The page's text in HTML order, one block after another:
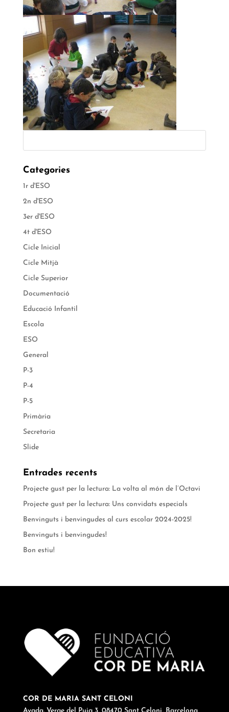
Categories
1r d'ESO
2n d'ESO
3er d'ESO
4t d'ESO
Cicle Inicial
Cicle Mitjà
Cicle Superior
Documentació
Educació Infantil
Escola
ESO
General
P-3
P-4
P-5
Primària
Secretaria
Slide
Entrades recents
Projecte gust per la lectura: La volta al món de l’Octavi
Projecte gust per la lectura: Uns convidats especials
Benvinguts i benvingudes al curs escolar 2024-2025!
Benvinguts i benvingudes!
Bon estiu!
COR DE MARIA SANT CELONI